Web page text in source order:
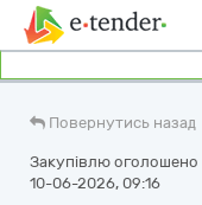
Повернутись назад
Закупівлю оголошено
10-06-2026, 09:16